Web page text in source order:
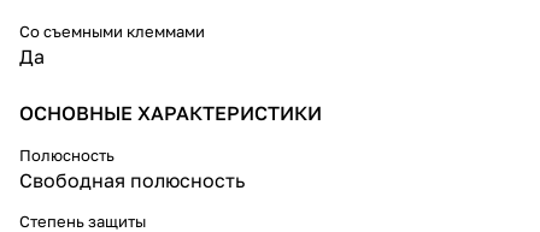
Со съемными клеммами
Да
ОСНОВНЫЕ ХАРАКТЕРИСТИКИ
Полюсность
Свободная полюсность
Степень защиты